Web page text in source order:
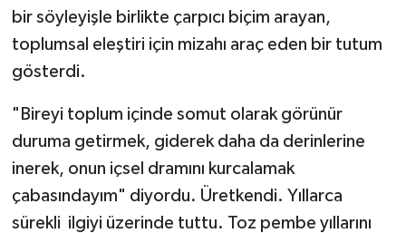
bir söyleyişle birlikte çarpıcı biçim arayan,
toplumsal eleştiri için mizahı araç eden bir tutum
gösterdi.
"Bireyi toplum içinde somut olarak görünür
duruma getirmek, giderek daha da derinlerine
inerek, onun içsel dramını kurcalamak
çabasındayım" diyordu. Üretkendi. Yıllarca
sürekli ilgiyi üzerinde tuttu. Toz pembe yıllarını